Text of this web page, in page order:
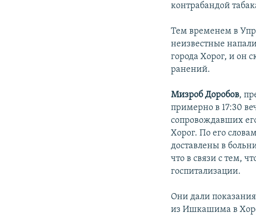
контрабандой
Тем временем в
неизвестные
города Хорог, и он
ранений.
Мизроб Доробов,
примерно в 17:30
сопровождавших
Хорог. По его
доставлены в
что в связи с тем,
госпитализации.
Они дали
из Ишкашима в